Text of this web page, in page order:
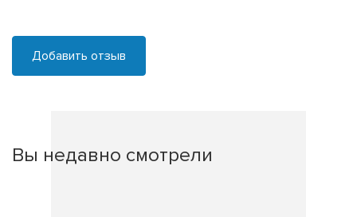
Добавить отзыв
Вы недавно смотрели